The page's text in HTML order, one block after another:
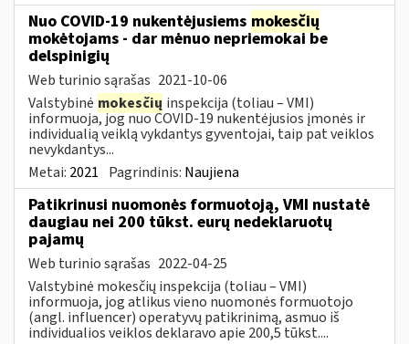
Nuo COVID-19 nukentėjusiems mokesčių
mokėtojams - dar mėnuo nepriemokai be
delspinigių
Web turinio sąrašas 2021-10-06
Valstybinė mokesčių inspekcija (toliau – VMI)
informuoja, jog nuo COVID-19 nukentėjusios įmonės ir
individualią veiklą vykdantys gyventojai, taip pat veiklos
nevykdantys...
Metai: 2021 Pagrindinis: Naujiena
Patikrinusi nuomonės formuotoją, VMI nustatė
daugiau nei 200 tūkst. eurų nedeklaruotų
pajamų
Web turinio sąrašas 2022-04-25
Valstybinė mokesčių inspekcija (toliau – VMI)
informuoja, jog atlikus vieno nuomonės formuotojo
(angl. influencer) operatyvų patikrinimą, asmuo iš
individualios veiklos deklaravo apie 200,5 tūkst....